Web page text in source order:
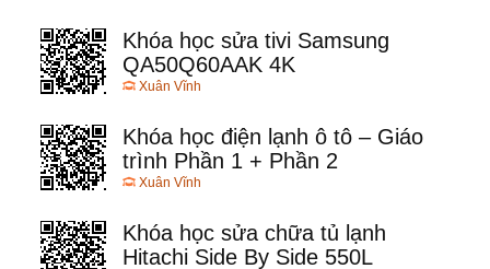
Khóa học sửa tivi Samsung
QA50Q60AAK 4K
Xuân Vĩnh
Khóa học điện lạnh ô tô – Giáo
trình Phần 1 + Phần 2
Xuân Vĩnh
Khóa học sửa chữa tủ lạnh
Hitachi Side By Side 550L